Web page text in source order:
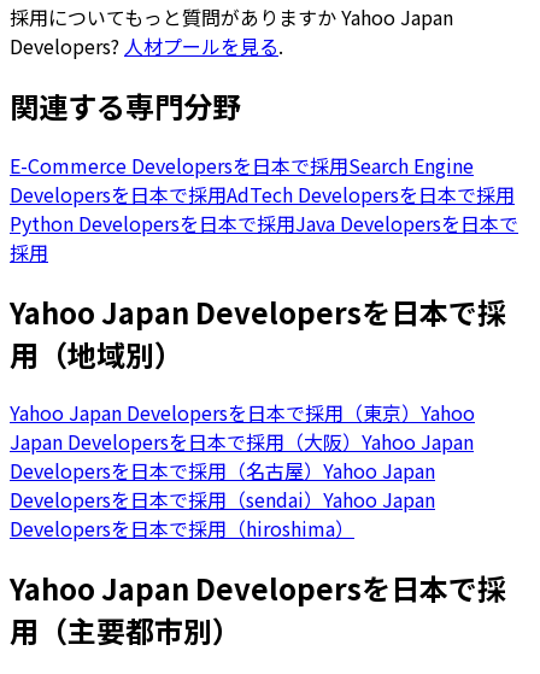
採用についてもっと質問がありますかYahoo Japan
Developers? 人材プールを見る.
関連する専門分野
E-Commerce Developersを日本で採用Search Engine
Developersを日本で採用AdTech Developersを日本で採用
Python Developersを日本で採用Java Developersを日本で
採用
Yahoo Japan Developersを日本で採
用（地域別）
Yahoo Japan Developersを日本で採用（東京） Yahoo
Japan Developersを日本で採用（大阪） Yahoo Japan
Developersを日本で採用（名古屋） Yahoo Japan
Developersを日本で採用（sendai） Yahoo Japan
Developersを日本で採用（hiroshima）
Yahoo Japan Developersを日本で採
用（主要都市別）